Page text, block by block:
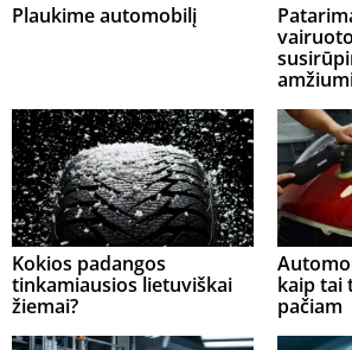
Plaukime automobilį
Kokios padangos
tinkamiausios lietuviškai
žiemai?
kaip tai
pačiam